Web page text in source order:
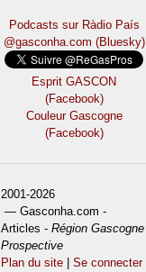
Podcasts sur Ràdio País
@gasconha.com (Bluesky)
Esprit GASCON
(Facebook)
Couleur Gascogne
(Facebook)
2001-2026
— Gasconha.com -
Articles -Région Gascogne
Prospective
Plan du site |Se connecter